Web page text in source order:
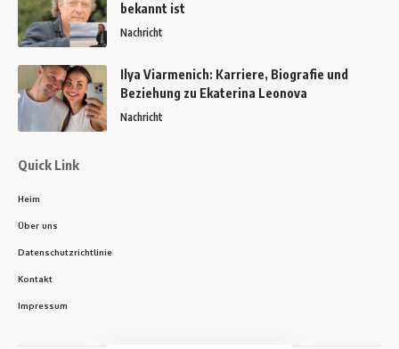
bekannt ist
Nachricht
Ilya Viarmenich: Karriere, Biografie und
Beziehung zu Ekaterina Leonova
Nachricht
Quick Link
Heim
Über uns
Datenschutzrichtlinie
Kontakt
Impressum